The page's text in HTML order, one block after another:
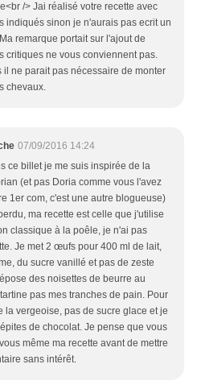
/> Jai réalisé votre recette avec
indiqués sinon je n'aurais pas ecrit un
remarque portait sur l'ajout de
critiques ne vous conviennent pas.
il ne parait pas nécessaire de monter
chevaux.
07/09/2016 14:24
ce billet je me suis inspirée de la
(et pas Doria comme vous l'avez
1er com, c'est une autre blogueuse)
ma recette est celle que j'utilise
classique à la poêle, je n'ai pas
Je met 2 œufs pour 400 ml de lait,
du sucre vanillé et pas de zeste
des noisettes de beurre au
pas mes tranches de pain. Pour
la vergeoise, pas de sucre glace et je
de chocolat. Je pense que vous
même ma recette avant de mettre
sans intérêt.